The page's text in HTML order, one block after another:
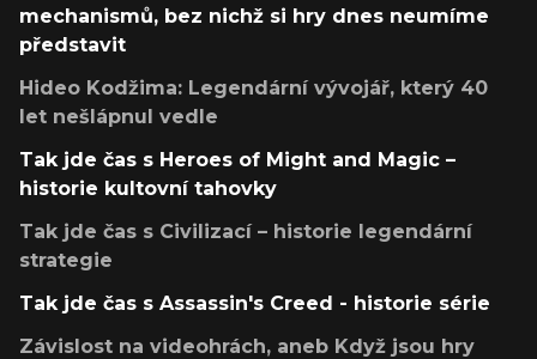
mechanismů, bez nichž si hry dnes neumíme
představit
Hideo Kodžima: Legendární vývojář, který 40
let nešlápnul vedle
Tak jde čas s Heroes of Might and Magic –
historie kultovní tahovky
Tak jde čas s Civilizací – historie legendární
strategie
Tak jde čas s Assassin's Creed - historie série
Závislost na videohrách, aneb Když jsou hry